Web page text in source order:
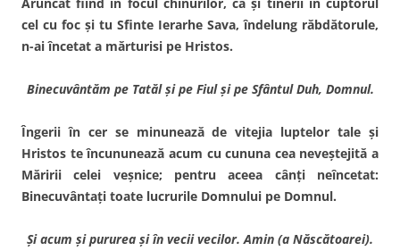
cel cu foc şi tu Sfinte Ierarhe Sava, îndelung răbdătorule,
n-ai încetat a mărturisi pe Hristos.
Binecuvântăm pe Tatăl şi pe Fiul şi pe Sfântul Duh, Domnul.
Îngerii în cer se minunează de vitejia luptelor tale şi
Hristos te încununează acum cu cununa cea neveştejită a
Măririi celei veşnice; pentru aceea cânţi neîncetat:
Binecuvântaţi toate lucrurile Domnului pe Domnul.
Şi acum şi pururea şi în vecii vecilor. Amin (a Născătoarei).